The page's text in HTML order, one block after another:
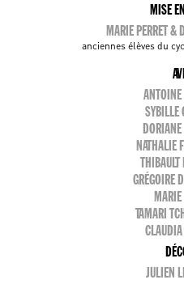
MISE
MARIE PERRET &
anciennes élèves du
ANTOINE
SYBILLE
DORIANE
NATHALIE
GRÉGOIRE
MARIE
TAMARI
JULIEN